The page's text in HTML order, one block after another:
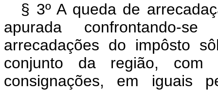
§ 3º A queda de
apurada confrontando-
arrecadações do impôsto
conjunto da região,
consignações, em iguais